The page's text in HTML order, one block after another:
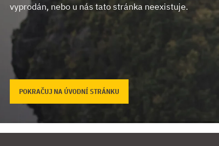
vyprodán, nebo u nás tato stránka neexistuje.
POKRAČUJ NA ÚVODNÍ STRÁNKU